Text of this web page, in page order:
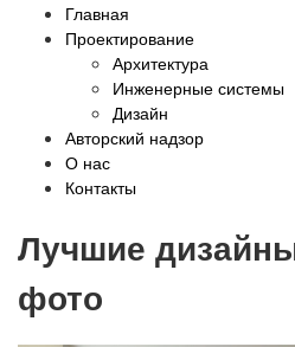
Главная
Проектирование
Архитектура
Инженерные системы
Дизайн
Авторский надзор
О нас
Контакты
Лучшие
фото